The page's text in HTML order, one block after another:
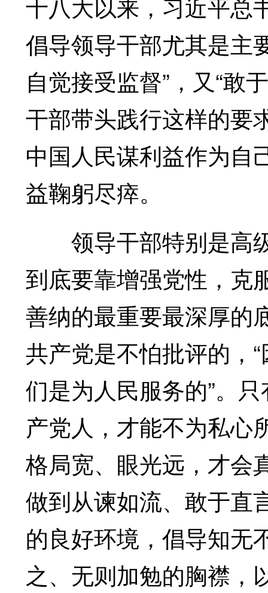
倡导领导干部尤其是主
自觉接受监督”，又“敢
干部带头践行这样的要
中国人民谋利益作为自
益鞠躬尽瘁。
领导干部特别是高
到底要靠增强党性，克
善纳的最重要最深厚的
共产党是不怕批评的，
们是为人民服务的”。
产党人，才能不为私心
格局宽、眼光远，才会
做到从谏如流、敢于直
的良好环境，倡导知无
之、无则加勉的胸襟，